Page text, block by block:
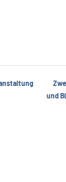
und